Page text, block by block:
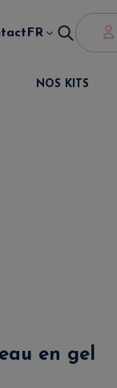
FR
NOS KITS
en gel